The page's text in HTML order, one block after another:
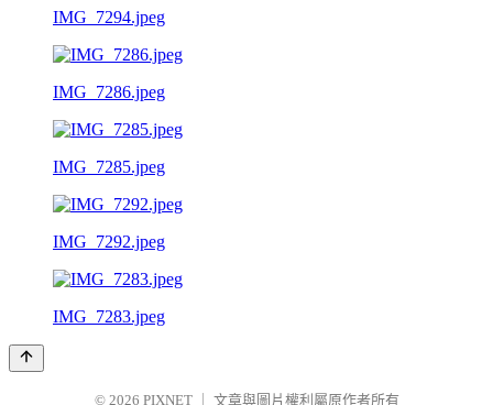
IMG_7294.jpeg
IMG_7286.jpeg
IMG_7285.jpeg
IMG_7292.jpeg
IMG_7283.jpeg
© 2026 PIXNET 文章與圖片權利屬原作者所有